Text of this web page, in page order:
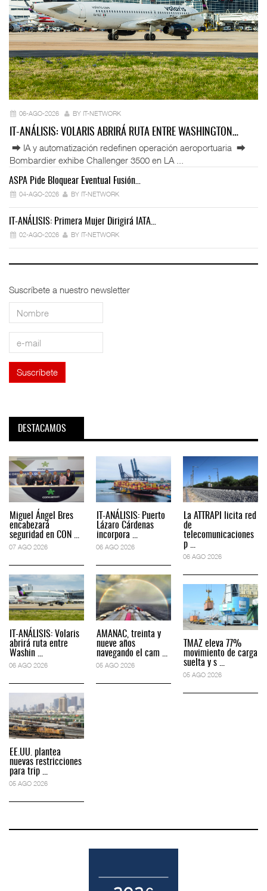
06-AGO-2026 BY IT-NETWORK
IT-ANÁLISIS: VOLARIS ABRIRÁ RUTA ENTRE WASHINGTON…
⮕ IA y automatización redefinen operación aeroportuaria ⮕
Bombardier exhibe Challenger 3500 en LA ...
ASPA Pide Bloquear Eventual Fusión…
04-AGO-2026 BY IT-NETWORK
IT-ANÁLISIS: Primera Mujer Dirigirá IATA…
02-AGO-2026 BY IT-NETWORK
Suscríbete a nuestro newsletter
DESTACAMOS
Miguel Ángel Bres
encabezará
seguridad en CON ...
07 AGO 2026
IT-ANÁLISIS: Volaris
abrirá ruta entre
Washin ...
06 AGO 2026
EE.UU. plantea
nuevas restricciones
para trip ...
05 AGO 2026
IT-ANÁLISIS: Puerto
Lázaro Cárdenas
incorpora ...
06 AGO 2026
AMANAC, treinta y
nueve años
navegando el cam ...
05 AGO 2026
La ATTRAPI licita red
de
telecomunicaciones
p ...
06 AGO 2026
TMAZ eleva 77%
movimiento de carga
suelta y s ...
05 AGO 2026